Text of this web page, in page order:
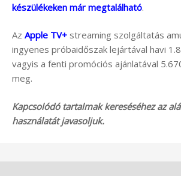
készülékeken már megtalálható.
Az Apple TV+ streaming szolgáltatás
ingyenes próbaidőszak lejártával havi
vagyis a fenti promóciós ajánlatával
meg.
Kapcsolódó tartalmak kereséséhez az
használatát javasoljuk.